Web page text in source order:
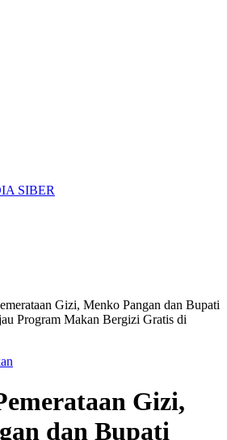
SIBER
Gizi, Menko Pangan dan Bupati
Program Makan Bergizi Gratis di
Gizi,
dan Bupati